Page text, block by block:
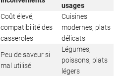
usages
Coût élevé,
compatibilité des
casseroles
Cuisines
modernes, plats
délicats
Peu de saveur si
mal utilisé
Légumes,
poissons, plats
légers